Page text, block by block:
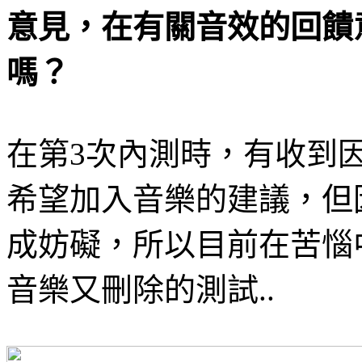
意見，在有關音效的回
嗎 ？
在第3次內測時，有收到
希望加入音樂的建議，
成妨礙，所以目前在苦
音樂又刪除的測試..